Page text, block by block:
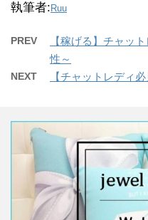
執筆者: Ruu
PREV
【稼げる】チャッ
性～
NEXT 【チャットレディ